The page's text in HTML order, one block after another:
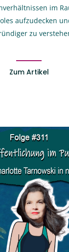
im
aufzudecken
zu
Zum Artikel